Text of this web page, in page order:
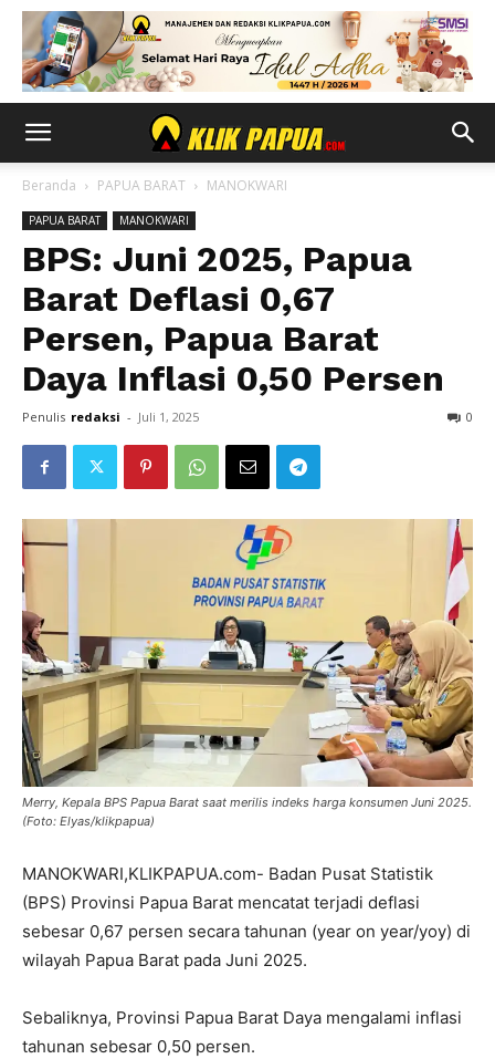
Beranda PAPUA BARAT MANOKWARI
PAPUA BARAT MANOKWARI
BPS: Juni 2025, Papua
Barat Deflasi 0,67
Persen, Papua Barat
Daya Inflasi 0,50 Persen
Penulis redaksi - Juli 1, 2025 0
Merry, Kepala BPS Papua Barat saat merilis indeks harga konsumen Juni 2025.
(Foto: Elyas/klikpapua)
MANOKWARI,KLIKPAPUA.com- Badan Pusat Statistik
(BPS) Provinsi Papua Barat mencatat terjadi deflasi
sebesar 0,67 persen secara tahunan (year on year/yoy) di
wilayah Papua Barat pada Juni 2025.
Sebaliknya, Provinsi Papua Barat Daya mengalami inflasi
tahunan sebesar 0,50 persen.